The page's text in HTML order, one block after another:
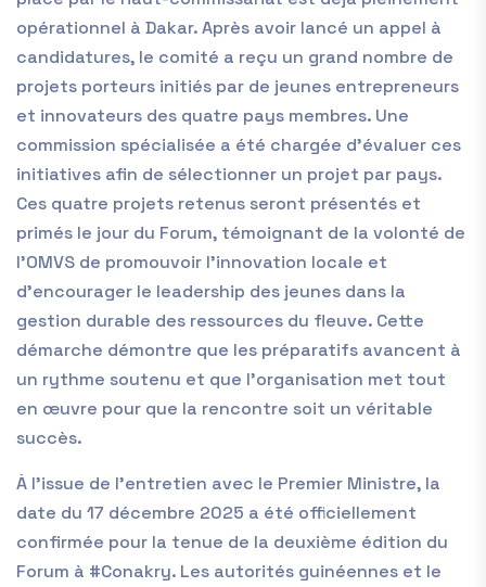
opérationnel à Dakar. Après avoir lancé un appel à
candidatures, le comité a reçu un grand nombre de
projets porteurs initiés par de jeunes entrepreneurs
et innovateurs des quatre pays membres. Une
commission spécialisée a été chargée d’évaluer ces
initiatives afin de sélectionner un projet par pays.
Ces quatre projets retenus seront présentés et
primés le jour du Forum, témoignant de la volonté de
l’OMVS de promouvoir l’innovation locale et
d’encourager le leadership des jeunes dans la
gestion durable des ressources du fleuve. Cette
démarche démontre que les préparatifs avancent à
un rythme soutenu et que l’organisation met tout
en œuvre pour que la rencontre soit un véritable
succès.
À l’issue de l’entretien avec le Premier Ministre, la
date du 17 décembre 2025 a été officiellement
confirmée pour la tenue de la deuxième édition du
Forum à #Conakry. Les autorités guinéennes et le